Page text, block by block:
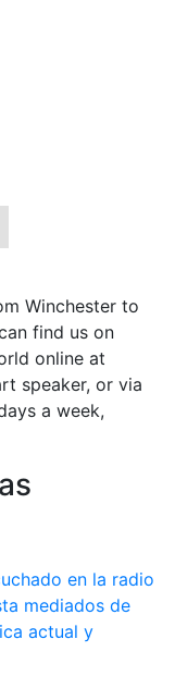
Winchester to
find us on
online at
speaker, or via
a week,
en la radio
mediados de
actual y